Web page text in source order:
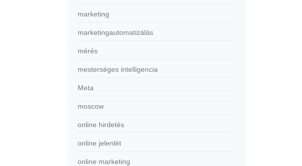
marketing
marketingautomatizálás
mérés
mesterséges intelligencia
Meta
moscow
online hirdetés
online jelenlét
online marketing